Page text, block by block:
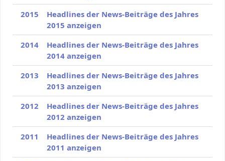
2015
Headlines der News-Beiträge des Jahres
2015 anzeigen
2014
Headlines der News-Beiträge des Jahres
2014 anzeigen
2013
Headlines der News-Beiträge des Jahres
2013 anzeigen
2012
Headlines der News-Beiträge des Jahres
2012 anzeigen
2011
Headlines der News-Beiträge des Jahres
2011 anzeigen